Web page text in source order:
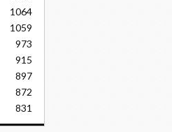
1064
1059
973
915
897
872
831